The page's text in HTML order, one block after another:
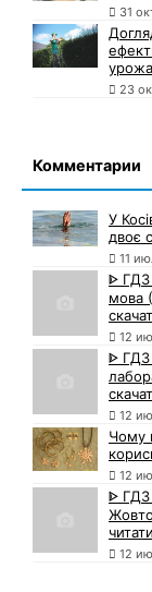
31
23
Комментарии
У
двоє
11
ᐈ ГДЗ
мова
12
ᐈ ГДЗ
12
Чому
12
ᐈ ГДЗ
12